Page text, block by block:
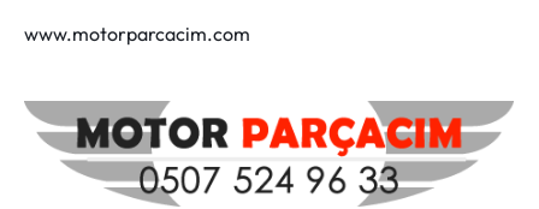
www.motorparcacim.com